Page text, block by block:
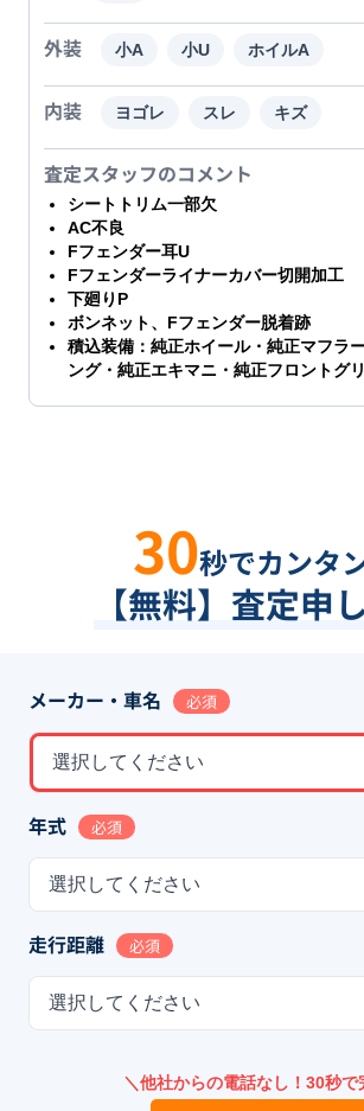
外装 小A 小U ホイルA
内装 ヨゴレ スレ キズ
査定スタッフのコメント
シートトリム一部欠
AC不良
Fフェンダー耳U
Fフェンダーライナーカバー切開加工
下廻りP
ボンネット、Fフェンダー脱着跡
積込装備：純正ホイール・純正マフラ
ング・純正エキマニ・純正フロントグ
30秒でカンタ
【無料】査定申
メーカー・車名 必須
選択してください
年式 必須
選択してください
走行距離 必須
選択してください
＼他社からの電話なし！30秒で